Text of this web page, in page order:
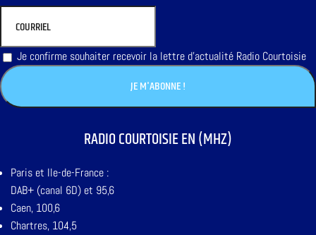
Je confirme souhaiter recevoir la lettre d'actualité Radio Courtoisie
RADIO COURTOISIE EN (MHZ)
Paris et Ile-de-France :
DAB+ (canal 6D) et 95,6
Caen, 100,6
Chartres, 104,5